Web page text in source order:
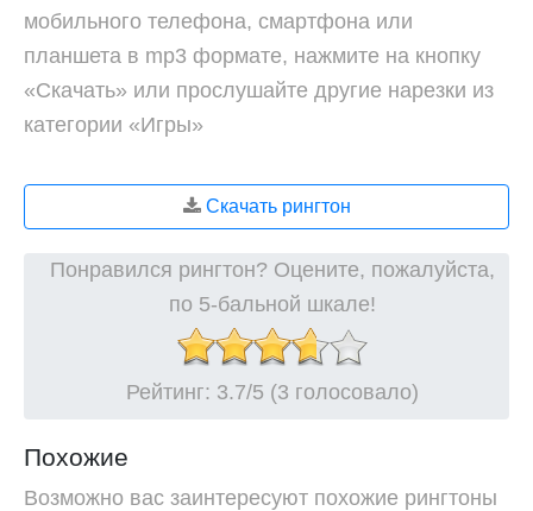
мобильного телефона, смартфона или
планшета в mp3 формате, нажмите на кнопку
«Скачать» или прослушайте другие нарезки из
категории «Игры»
Скачать рингтон
Понравился рингтон? Оцените, пожалуйста,
по 5-бальной шкале!
Рейтинг: 3.7/5 (3 голосовало)
Похожие
Возможно вас заинтересуют похожие рингтоны